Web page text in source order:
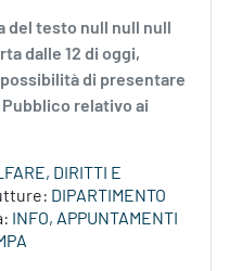
del testo null null null
dalle 12 di oggi,
di presentare
relativo ai
DIRITTI E
DIPARTIMENTO
INFO, APPUNTAMENTI